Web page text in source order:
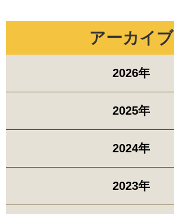
アーカイブ
2026年
2025年
2024年
2023年